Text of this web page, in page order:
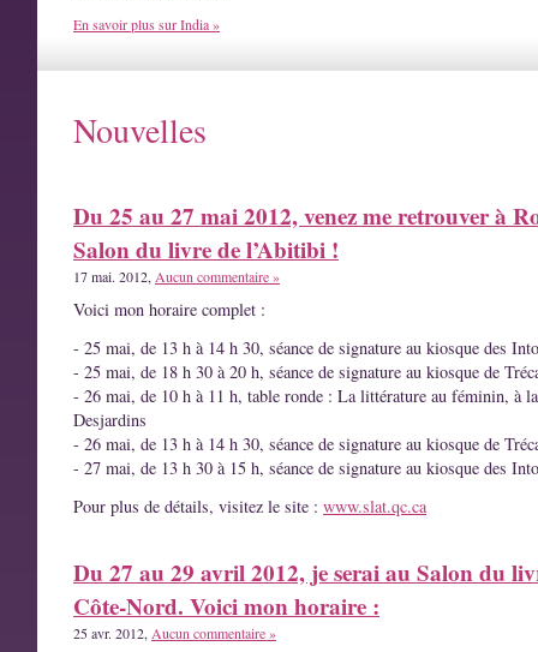
En savoir plus sur India »
Nouvelles
Du 25 au 27 mai 2012, venez me retrouver à
Salon du livre de l’Abitibi !
17 mai. 2012, Aucun commentaire »
Voici mon horaire complet :
- 25 mai, de 13 h à 14 h 30, séance de signature au kiosque des
- 25 mai, de 18 h 30 à 20 h, séance de signature au kiosque de
- 26 mai, de 10 h à 11 h, table ronde : La littérature au féminin, à
Desjardins
- 26 mai, de 13 h à 14 h 30, séance de signature au kiosque de
- 27 mai, de 13 h 30 à 15 h, séance de signature au kiosque des
Pour plus de détails, visitez le site : www.slat.qc.ca
Du 27 au 29 avril 2012, je serai au Salon du
Côte-Nord. Voici mon horaire :
25 avr. 2012, Aucun commentaire »